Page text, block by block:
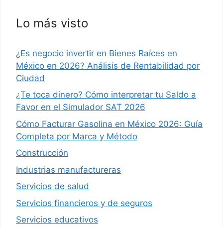
Lo más visto
¿Es negocio invertir en Bienes Raíces en
México en 2026? Análisis de Rentabilidad por
Ciudad
¿Te toca dinero? Cómo interpretar tu Saldo a
Favor en el Simulador SAT 2026
Cómo Facturar Gasolina en México 2026: Guía
Completa por Marca y Método
Construcción
Industrias manufactureras
Servicios de salud
Servicios financieros y de seguros
Servicios educativos